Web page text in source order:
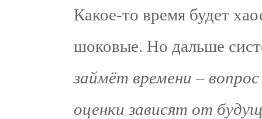
Какое-то время будет
шоковые. Но дальше
займёт времени –
оценки зависят от